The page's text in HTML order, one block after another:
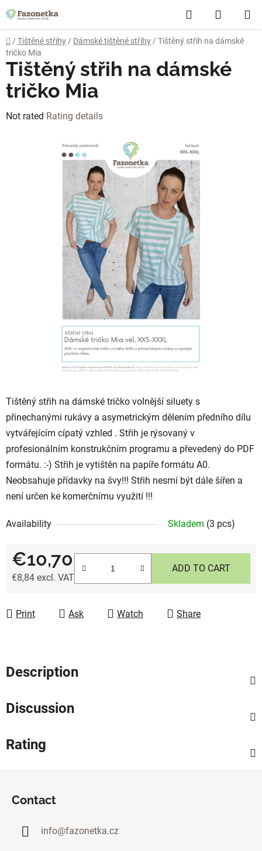
to
content
Search
CART
Home
/ Tištěné střihy / Dámské tištěné střihy / Tištěný střih na dámské
tričko Mia
Tištěný střih na dámské tričko volnější siluety s
přinechanými rukávy a asymetrickým dělením předního dílu
vytvářejícím cípatý vzhled . Střih je rýsovaný v
profesionálním konstrukčním programu a převedený do PDF
formátu. :-) Střih je vytištěn na papíře formátu A0.
Neobsahuje přídavky na švy!!! Střih nesmí být dále šířen a
není určen ke komerčnímu využití !!!
Availability Skladem (3 pcs)
€10,70
€8,84 excl. VAT
ADD TO CART
Print Ask Watch Share
Tištěný střih na dámské
tričko Mia
The
Not rated Rating details
Description
Discussion
Rating
Contact
info@fazonetka.cz